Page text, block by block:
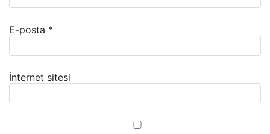
E-posta *
İnternet sitesi